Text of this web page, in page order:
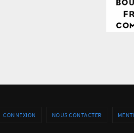
CONNEXION NOUS CONTACTER